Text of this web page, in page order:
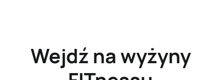
Wejdź na wyżyny